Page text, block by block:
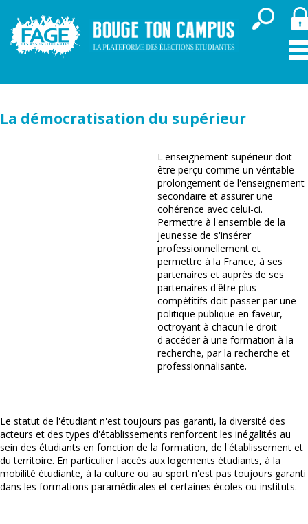
La démocratisation du supérieur
L'enseignement supérieur doit
être perçu comme un véritable
prolongement de l'enseignement
secondaire et assurer une
cohérence avec celui-ci.
Permettre à l'ensemble de la
jeunesse de s'insérer
professionnellement et
permettre à la France, à ses
partenaires et auprès de ses
partenaires d'être plus
compétitifs doit passer par une
politique publique en faveur,
octroyant à chacun le droit
d'accéder à une formation à la
recherche, par la recherche et
professionnalisante.
Le statut de l'étudiant n'est toujours pas garanti, la diversité des
acteurs et des types d'établissements renforcent les inégalités au
sein des étudiants en fonction de la formation, de l'établissement et
du territoire. En particulier l'accès aux logements étudiants, à la
mobilité étudiante, à la culture ou au sport n'est pas toujours garanti
dans les formations paramédicales et certaines écoles ou instituts.